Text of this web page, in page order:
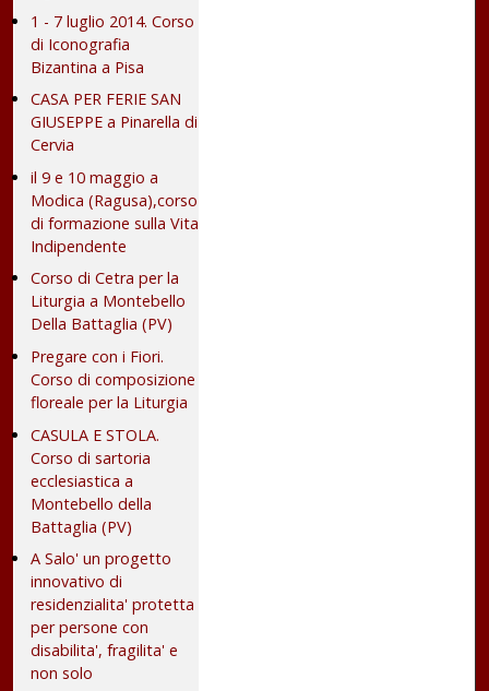
1 - 7 luglio 2014. Corso
di Iconografia
Bizantina a Pisa
CASA PER FERIE SAN
GIUSEPPE a Pinarella di
Cervia
il 9 e 10 maggio a
Modica (Ragusa),corso
di formazione sulla Vita
Indipendente
Corso di Cetra per la
Liturgia a Montebello
Della Battaglia (PV)
Pregare con i Fiori.
Corso di composizione
floreale per la Liturgia
CASULA E STOLA.
Corso di sartoria
ecclesiastica a
Montebello della
Battaglia (PV)
A Salo' un progetto
innovativo di
residenzialita' protetta
per persone con
disabilita', fragilita' e
non solo